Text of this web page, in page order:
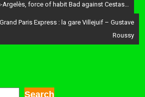
Argelès, force of habit Bad against Cestas…
Paris Express : la gare Villejuif – Gustave
Roussy
Search